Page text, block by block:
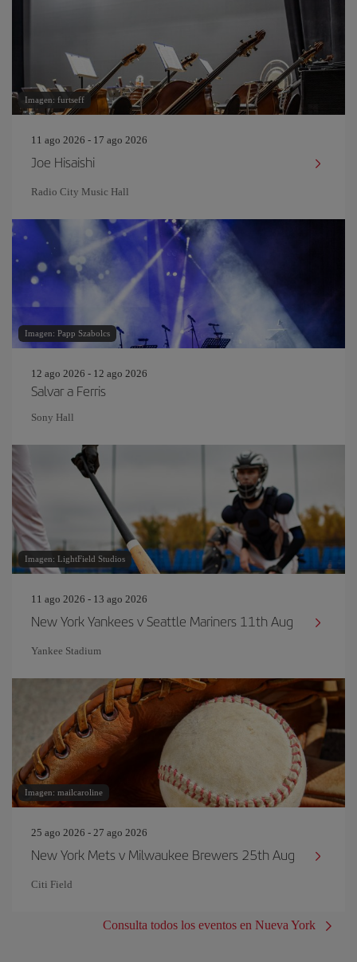
Imagen: furtseff
11 ago 2026 - 17 ago 2026
Joe Hisaishi
Radio City Music Hall
Imagen: Papp Szabolcs
12 ago 2026 - 12 ago 2026
Salvar a Ferris
Sony Hall
Imagen: LightField Studios
11 ago 2026 - 13 ago 2026
New York Yankees v Seattle Mariners 11th Aug
Yankee Stadium
Imagen: mailcaroline
25 ago 2026 - 27 ago 2026
New York Mets v Milwaukee Brewers 25th Aug
Citi Field
Consulta todos los eventos en Nueva York